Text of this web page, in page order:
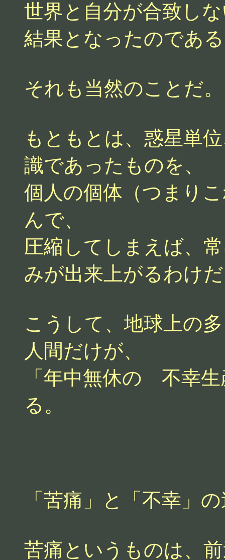
世界と自分が合致し
結果となったのであ
それも当然のことだ。
もともとは、惑星単
識であったものを、
個人の個体（つまり
んで、
圧縮してしまえば、
みが出来上がるわけ
こうして、地球上の
人間だけが、
「年中無休の 不幸
る。
「苦痛」と「不幸」
苦痛というものは、